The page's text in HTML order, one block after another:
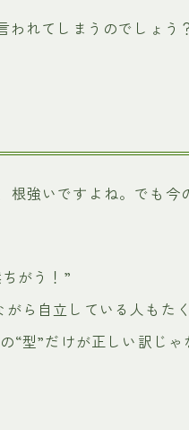
れてしまうのでしょう
強いですよね。でも今
がう！”
ら自立している人もたく
型”だけが正しい訳じゃ